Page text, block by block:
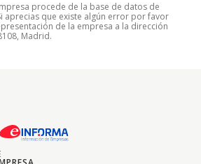
procede de la base de datos de
Si aprecias que existe algún error por favor
de la empresa a la dirección
Madrid.